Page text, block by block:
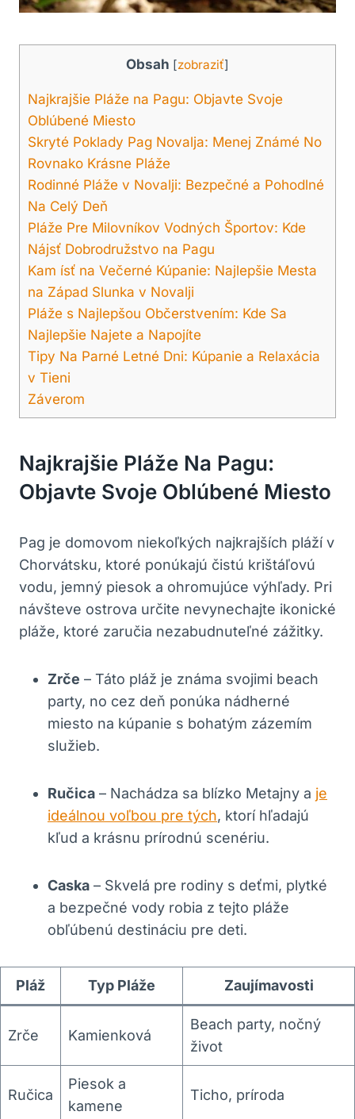
Obsah [zobraziť]
Najkrajšie Pláže na Pagu: Objavte Svoje
Oblúbené Miesto
Skryté Poklady Pag Novalja: Menej Známé No
Rovnako Krásne Pláže
Rodinné Pláže v Novalji: Bezpečné a Pohodlné
Na Celý Deň
Pláže Pre Milovníkov Vodných Športov: Kde
Nájsť Dobrodružstvo na Pagu
Kam ísť na Večerné Kúpanie: Najlepšie Mesta
na Západ Slunka v Novalji
Pláže s Najlepšou Občerstvením: Kde Sa
Najlepšie Najete a Napojíte
Tipy Na Parné Letné Dni: Kúpanie a Relaxácia
v Tieni
Záverom
Najkrajšie Pláže Na Pagu:
Objavte Svoje Oblúbené Miesto
Pag je domovom niekoľkých najkrajších pláží v
Chorvátsku, ktoré ponúkajú čistú krištáľovú
vodu, jemný piesok a ohromujúce výhľady. Pri
návšteve ostrova určite nevynechajte ikonické
pláže, ktoré zaručia nezabudnuteľné zážitky.
Zrče – Táto pláž je známa svojimi beach
party, no cez deň ponúka nádherné
miesto na kúpanie s bohatým zázemím
služieb.
Ručica – Nachádza sa blízko Metajny a je
ideálnou voľbou pre tých, ktorí hľadajú
kľud a krásnu prírodnú scenériu.
Caska – Skvelá pre rodiny s deťmi, plytké
a bezpečné vody robia z tejto pláže
obľúbenú destináciu pre deti.
Pláž Typ Pláže Zaujímavosti
Zrče Kamienková
Beach party, nočný
život
Ručica
Piesok a
kamene
Ticho, príroda